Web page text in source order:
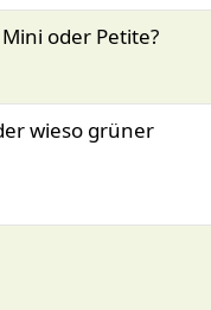
oder Petite?
wieso grüner